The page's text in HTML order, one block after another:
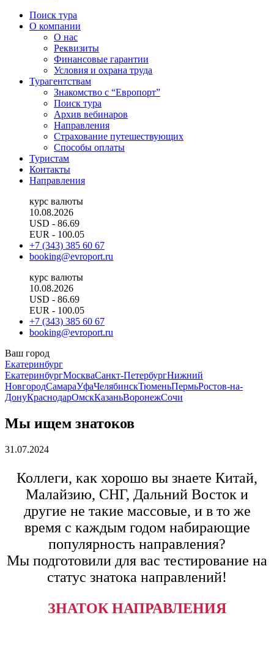
Поиск тура
О компании
О нас
Реквизиты
Финансовые гарантии
Условия и охрана труда
Турагентствам
Знакомство с “Европорт”
Поиск тура
Архив вебинаров
Направления
Страхование путешествующих
Способы оплаты
Туристам
Контакты
Направления
курс валюты
10.08.2026
USD - 86.69
EUR - 100.05
+7 (343) 385 60 67
booking@evroport.ru
курс валюты
10.08.2026
USD - 86.69
EUR - 100.05
+7 (343) 385 60 67
booking@evroport.ru
Ваш город
Екатеринбург
ЕкатеринбургМоскваСанкт-ПетербургНижний
НовгородСамараУфаЧелябинскТюменьПермьРостов-на-
ДонуКраснодарОмскКазаньВоронежСочи
Мы ищем знатоков
31.07.2024
Коллеги, как хорошо вы знаете Китай,
Малайзию, СНГ, Дальний Восток и
другие не такие массовые, и в то же
время с каждым годом набирающие
популярность направления?
Мы подготовили для вас тестирование на
статус знатока направлений!
ЗНАТОК НАПРАВЛЕНИЯ